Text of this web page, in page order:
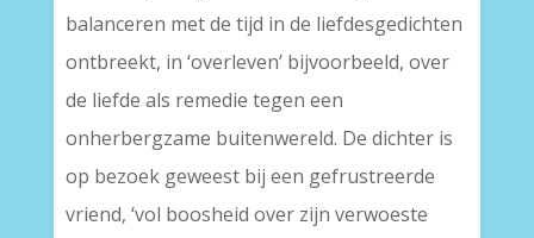
balanceren met de tijd in de liefdesgedichten
ontbreekt, in ‘overleven’ bijvoorbeeld, over
de liefde als remedie tegen een
onherbergzame buitenwereld. De dichter is
op bezoek geweest bij een gefrustreerde
vriend, ‘vol boosheid over zijn verwoeste